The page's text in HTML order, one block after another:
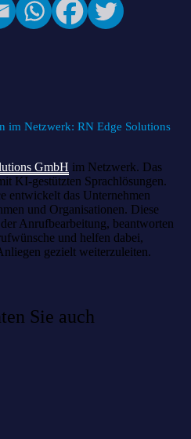
im Netzwerk: RN Edge Solutions
GmbH im Netzwerk. Das
KI-gestützten Sprachlösungen.
entwickelt das Unternehmen
und Organisationen. Diese
Anrufbearbeitung, beantworten
und helfen dabei,
gezielt weiterzuleiten.
Sie auch